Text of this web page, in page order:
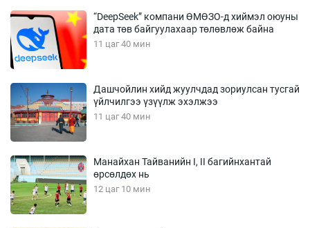
“DeepSeek” компани ӨМӨЗО-д хиймэл оюуны
дата төв байгуулахаар төлөвлөж байна
11 цаг 40 мин
Дашчойлин хийд жуулчдад зориулсан тусгай
үйлчилгээ үзүүлж эхэлжээ
11 цаг 40 мин
Манайхан Тайванийн I, II багийнхантай
өрсөлдөх нь
12 цаг 10 мин